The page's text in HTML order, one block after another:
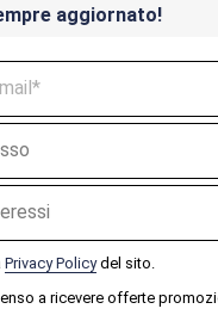
aggiornato!
Privacy Policydel sito.
a ricevere offerte